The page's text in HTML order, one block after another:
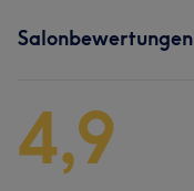
Salonbewertungen
4,9